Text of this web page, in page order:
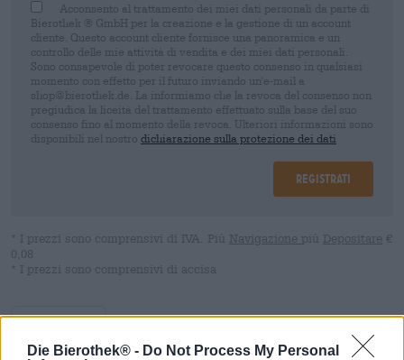
Die Bierothek® - Do Not Process My Personal
Acconsento al trattamento dei miei dati personali da parte di
Bierothek ® GmbH per la creazione e la gestione di un account
cliente. Questo account cliente fornisce una panoramica e un
controllo delle mie attività di vendita e dei miei dati personali.
Sono consapevole di poter revocare questo consenso in qualsiasi
momento con effetto per il futuro inviando un'e-mail a
shop@bierothek.de. La informiamo che la revoca del consenso non
pregiudica la liceità del trattamento effettuato sulla base del suo
consenso fino al momento della revoca. Ulteriori informazioni sono
disponibili nel nostro dichiarazione sulla protezione dei dati
Registrati
* I prezzi sono comprensivi di IVA. Più Navigazione più Depositare €
0,08
* I prezzi sono comprensivi di accisa
Descrizione Informazioni Recensioni(1)